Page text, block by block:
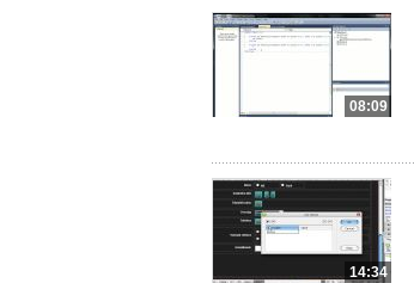
08:09
14:34